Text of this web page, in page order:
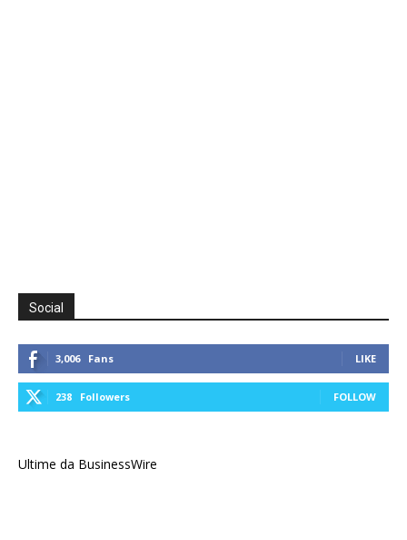
Social
3,006 Fans LIKE
238 Followers FOLLOW
Ultime da BusinessWire